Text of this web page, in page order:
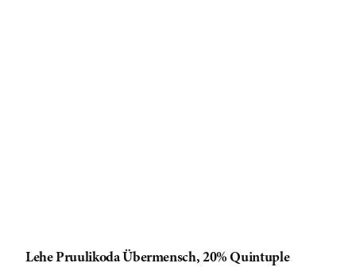
Lehe Pruulikoda Übermensch, 20% Quintuple